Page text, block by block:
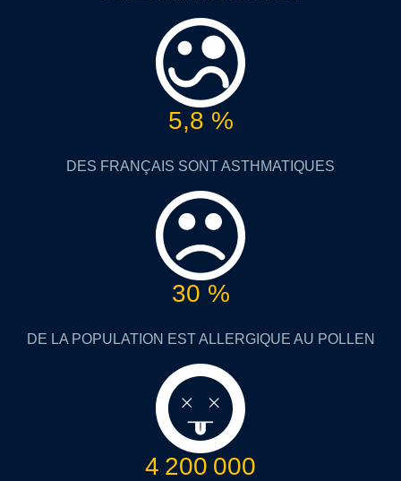
5,8 %
DES FRANÇAIS SONT ASTHMATIQUES
30 %
DE LA POPULATION EST ALLERGIQUE AU POLLEN
4 200 000